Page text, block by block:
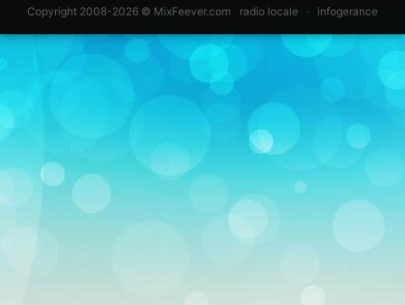
Copyright 2008-2026 © MixFeever.com radio locale · infogerance